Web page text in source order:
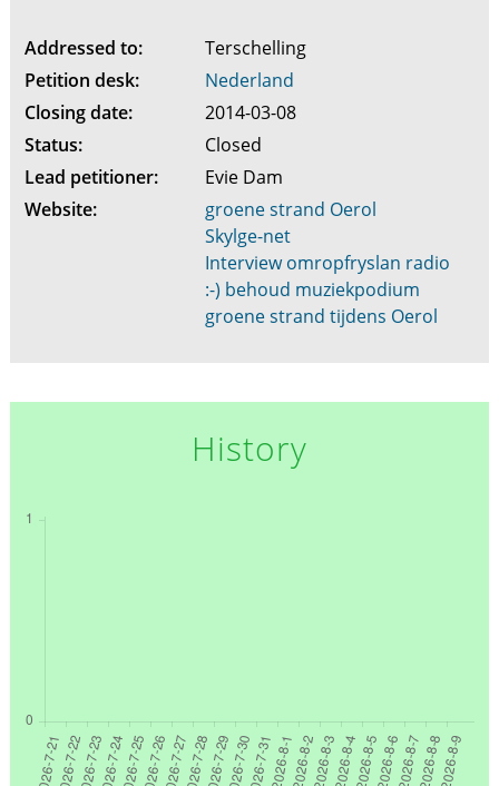
Addressed to:
Terschelling
Petition desk:
Nederland
Closing date:
2014-03-08
Status:
Closed
Lead petitioner:
Evie Dam
Website:
groene strand Oerol
Skylge-net
Interview omropfryslan radio
:-) behoud muziekpodium
groene strand tijdens Oerol
History